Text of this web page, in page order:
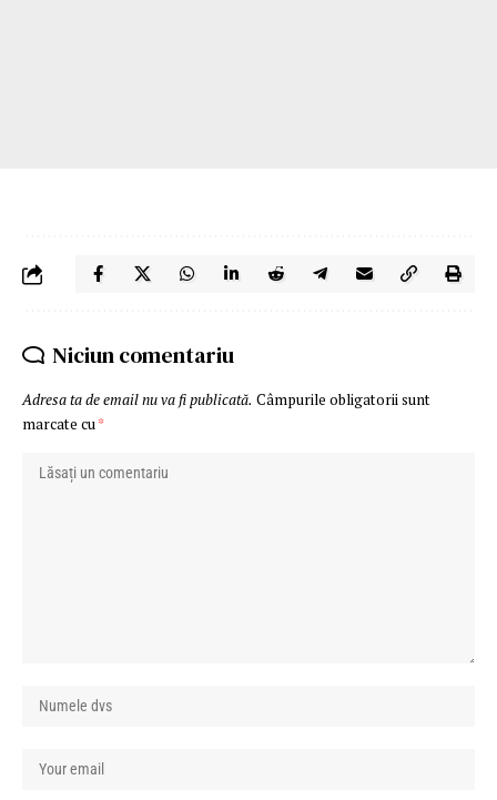
Niciun comentariu
Adresa ta de email nu va fi publicată. Câmpurile obligatorii sunt
marcate cu *